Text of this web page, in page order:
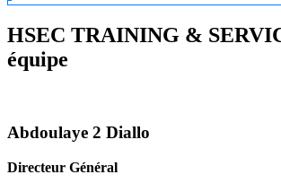
HSEC TRAINING &
équipe
Abdoulaye 2 Diallo
Directeur Général